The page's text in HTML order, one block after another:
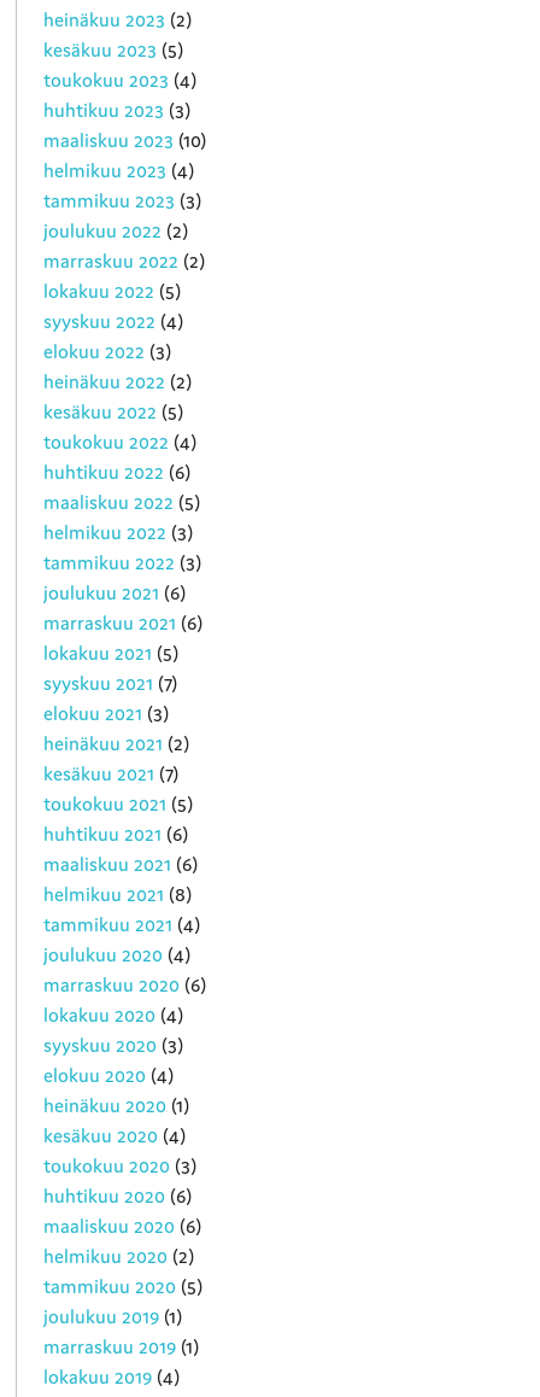
heinäkuu 2023 (2)
kesäkuu 2023 (5)
toukokuu 2023 (4)
huhtikuu 2023 (3)
maaliskuu 2023 (10)
helmikuu 2023 (4)
tammikuu 2023 (3)
joulukuu 2022 (2)
marraskuu 2022 (2)
lokakuu 2022 (5)
syyskuu 2022 (4)
elokuu 2022 (3)
heinäkuu 2022 (2)
kesäkuu 2022 (5)
toukokuu 2022 (4)
huhtikuu 2022 (6)
maaliskuu 2022 (5)
helmikuu 2022 (3)
tammikuu 2022 (3)
joulukuu 2021 (6)
marraskuu 2021 (6)
lokakuu 2021 (5)
syyskuu 2021 (7)
elokuu 2021 (3)
heinäkuu 2021 (2)
kesäkuu 2021 (7)
toukokuu 2021 (5)
huhtikuu 2021 (6)
maaliskuu 2021 (6)
helmikuu 2021 (8)
tammikuu 2021 (4)
joulukuu 2020 (4)
marraskuu 2020 (6)
lokakuu 2020 (4)
syyskuu 2020 (3)
elokuu 2020 (4)
heinäkuu 2020 (1)
kesäkuu 2020 (4)
toukokuu 2020 (3)
huhtikuu 2020 (6)
maaliskuu 2020 (6)
helmikuu 2020 (2)
tammikuu 2020 (5)
joulukuu 2019 (1)
marraskuu 2019 (1)
lokakuu 2019 (4)